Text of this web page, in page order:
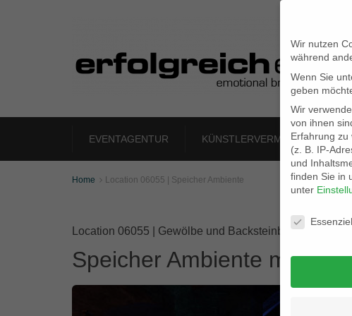
EVENTAGENTUR KÜNSTLERVERMITTLUNG
Home  Location 06055 | Speicher Ambiente
Location 06055 | Gewölbe und Backsteinbarock
Speicher Ambiente mit
Wir nutzen
während
Wenn Sie
geben
Wir
von ihnen
Erfahrung zu
(z. B. IP-
und
finden Sie in
unter